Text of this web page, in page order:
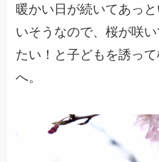
暖かい日が続いてあっ
いそうなので、桜が咲
たい！と子どもを誘っ
へ。